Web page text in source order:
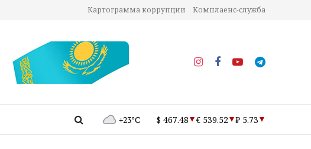
Картограмма коррупции Комплаенс-служба
+23°C $ 467.48 € 539.52 ₽ 5.73